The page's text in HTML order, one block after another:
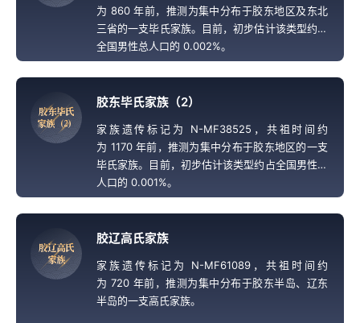
为 860 年前，推测为集中分布于胶东地区及东北
三省的一支毕氏家族。目前，初步估计该类型约占
全国男性总人口的 0.002%。
胶东毕氏
家族（2）
胶东毕氏家族（2）
家族遗传标记为 N-MF38525，共祖时间约
为 1170 年前，推测为集中分布于胶东地区的一支
毕氏家族。目前，初步估计该类型约占全国男性总
人口的 0.001%。
胶辽高氏
家族
胶辽高氏家族
家族遗传标记为 N-MF61089，共祖时间约
为 720 年前，推测为集中分布于胶东半岛、辽东
半岛的一支高氏家族。